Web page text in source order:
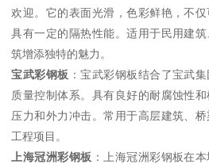
欢迎。它的表面光滑，色彩鲜艳，不
具有一定的隔热性能。适用于民用建
筑增添独特的魅力。
宝武彩钢板 ：宝武彩钢板结合了宝武
质量控制体系。具有良好的耐腐蚀性
压力和外力冲击。常用于高层建筑、
工程项目。
上海冠洲彩钢板 ：上海冠洲彩钢板在